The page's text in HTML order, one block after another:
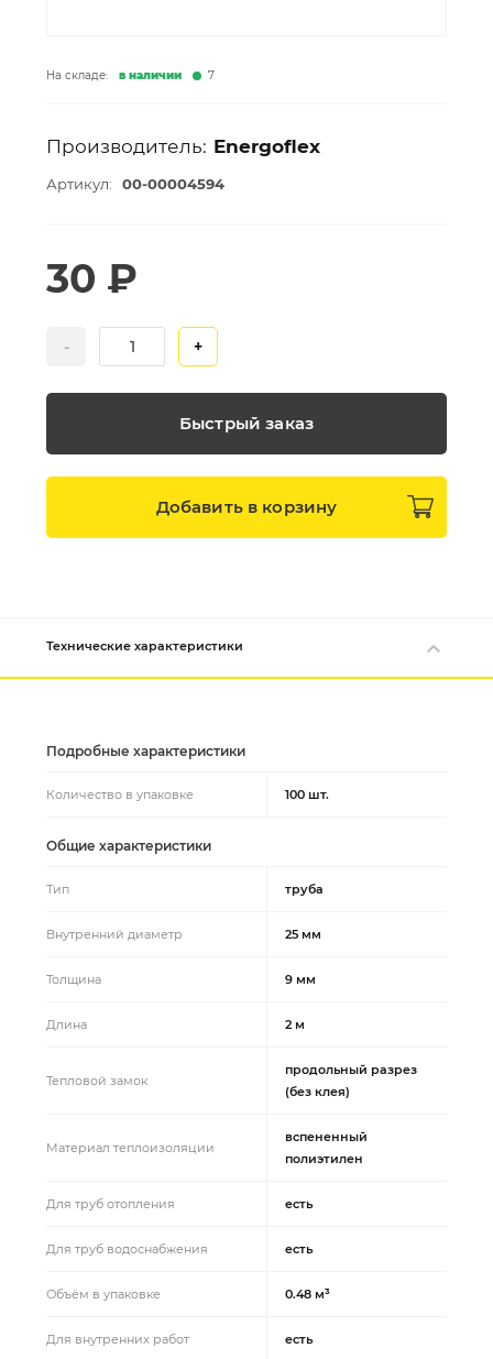
На складе: в наличии 7
Производитель: Energoflex
Артикул: 00-00004594
- +
30 ₽
Быстрый заказ
Добавить в корзину
Технические характеристики
Подробные характеристики
Количество в упаковке 100 шт.
Общие характеристики
Тип труба
Внутренний диаметр 25 мм
Толщина 9 мм
Длина 2 м
Тепловой замок
продольный разрез
(без клея)
Материал теплоизоляции
вспененный
полиэтилен
Для труб отопления есть
Для труб водоснабжения есть
Объём в упаковке 0.48 м³
Для внутренних работ есть